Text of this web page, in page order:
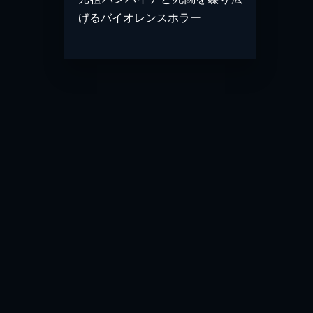
げるバイオレンスホラー